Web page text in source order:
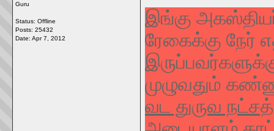
Guru
Status: Offline
Posts: 25432
Date: Apr 7, 2012
இங்கு
ரேகைக்கு நேர்
முழுவதும்
வட துருவ